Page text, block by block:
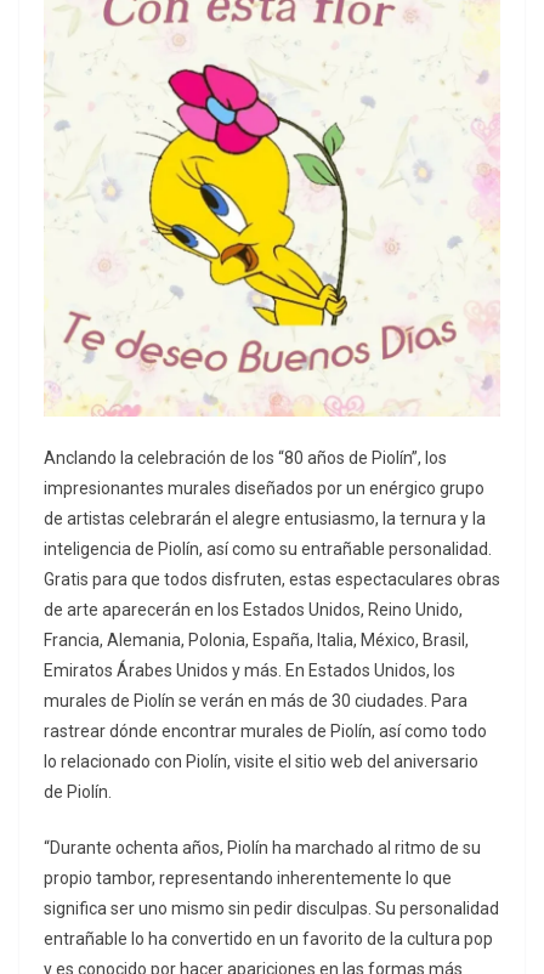
Anclando la celebración de los “80 años de Piolín”, los
impresionantes murales diseñados por un enérgico grupo
de artistas celebrarán el alegre entusiasmo, la ternura y la
inteligencia de Piolín, así como su entrañable personalidad.
Gratis para que todos disfruten, estas espectaculares obras
de arte aparecerán en los Estados Unidos, Reino Unido,
Francia, Alemania, Polonia, España, Italia, México, Brasil,
Emiratos Árabes Unidos y más. En Estados Unidos, los
murales de Piolín se verán en más de 30 ciudades. Para
rastrear dónde encontrar murales de Piolín, así como todo
lo relacionado con Piolín, visite el sitio web del aniversario
de Piolín.
“Durante ochenta años, Piolín ha marchado al ritmo de su
propio tambor, representando inherentemente lo que
significa ser uno mismo sin pedir disculpas. Su personalidad
entrañable lo ha convertido en un favorito de la cultura pop
y es conocido por hacer apariciones en las formas más